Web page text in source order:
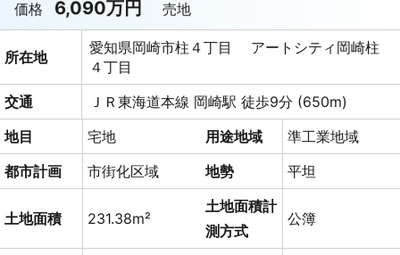
価格 6,090万円 売地
所在地
愛知県岡崎市柱４丁目 アートシティ岡崎柱
４丁目
交通
ＪＲ東海道本線 岡崎駅 徒歩9分 (650m)
地目
宅地 用途地域
準工業地域
都市計画
市街化区域 地勢 平坦
土地面積 231.38m²
土地面積計
測方式
公簿